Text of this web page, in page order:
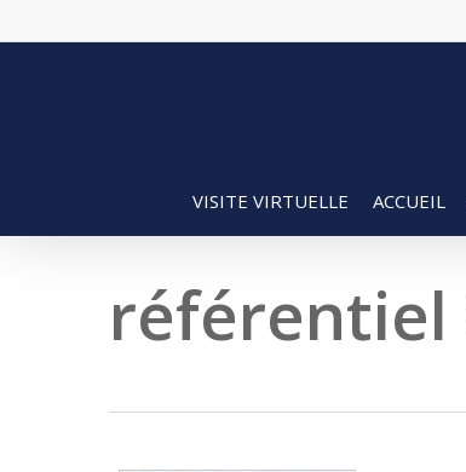
to
VISITE VIRTUELLE ACCUEIL
référentiel